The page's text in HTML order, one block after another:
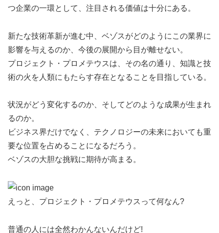
つ企業の一環として、注目される価値は十分にある。
新たな技術革新が進む中、ベゾスがどのようにこの業界に
影響を与えるのか、今後の展開から目が離せない。
プロジェクト・プロメテウスは、その名の通り、知識と技
術の火を人類にもたらす存在となることを目指している。
状況がどう変化するのか、そしてどのような成果が生まれ
るのか。
ビジネス界だけでなく、テクノロジーの未来においても重
要な位置を占めることになるだろう。
ベゾスの大胆な挑戦に期待が高まる。
えっと、プロジェクト・プロメテウスって何なん?
普通の人には全然わかんないんだけど!